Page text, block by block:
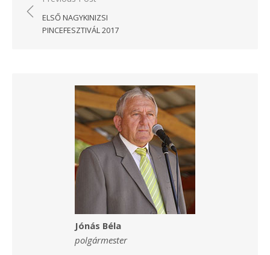
navigáció
ELSŐ NAGYKINIZSI
PINCEFESZTIVÁL 2017
Jónás Béla
polgármester